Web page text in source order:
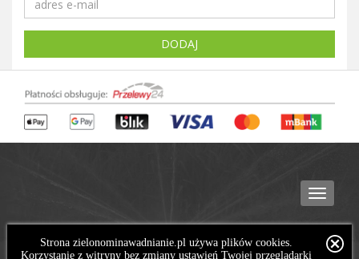
Toggle
Strona zielonominawadnianie.pl używa plików cookies.
Korzystanie z witryny bez zmiany ustawień Twojej przeglądarki